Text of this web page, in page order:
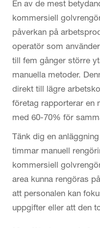
En av de mest
kommersiell
påverkan på
operatör som
till fem gånger större
manuella metoder.
direkt till lägre
företag rapporterar en
med 60-70% för
Tänk dig en
timmar manuell
kommersiell
area kunna rengöras
att personalen kan
uppgifter eller att den